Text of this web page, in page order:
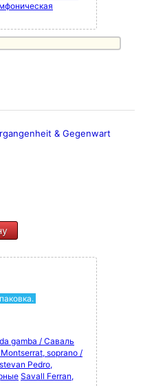
& Gegenwart
gamba / Саваль
soprano /
Pedro,
Savall Ferran,